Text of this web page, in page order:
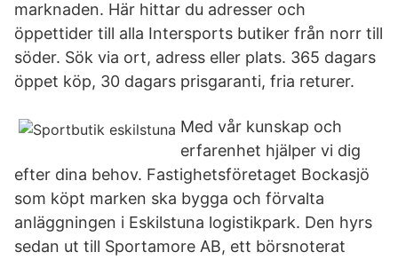
marknaden. Här hittar du adresser och
öppettider till alla Intersports butiker från norr till
söder. Sök via ort, adress eller plats. 365 dagars
öppet köp, 30 dagars prisgaranti, fria returer.
Med vår kunskap och
erfarenhet hjälper vi dig
efter dina behov. Fastighetsföretaget Bockasjö
som köpt marken ska bygga och förvalta
anläggningen i Eskilstuna logistikpark. Den hyrs
sedan ut till Sportamore AB, ett börsnoterat